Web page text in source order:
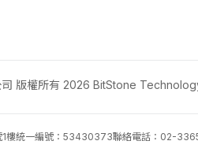
司 版權所有 2026 BitStone
樓統一編號：53430373聯絡電話：02-